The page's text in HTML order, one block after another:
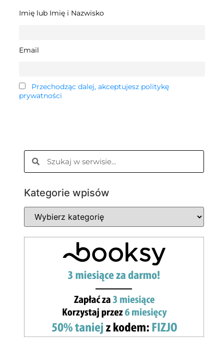
Imię lub Imię i Nazwisko
Email
Przechodząc dalej, akceptujesz politykę
prywatności
Kategorie wpisów